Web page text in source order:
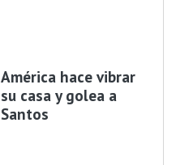
América hace vibrar
su casa y golea a
Santos